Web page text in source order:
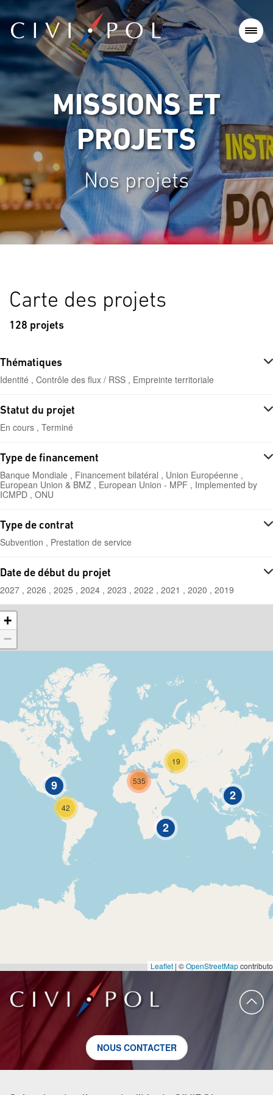
MISSIONS ET
PROJETS
Nos projets
Carte des projets
128 projets
2
2
9
42
19
535
+
−
Leaflet | ©OpenStreetMap
Thématiques
Identité , Contrôle des flux / RSS , Empreinte territoriale
Statut du projet
En cours , Terminé
Type de financement
Banque Mondiale , Financement bilatéral , Union Européenne ,
European Union & BMZ , European Union - MPF , Implemented by
ICMPD , ONU
Type de contrat
Subvention , Prestation de service
Date de début du projet
2027 , 2026 , 2025 , 2024 , 2023 , 2022 , 2021 , 2020 , 2019
NOUS CONTACTER